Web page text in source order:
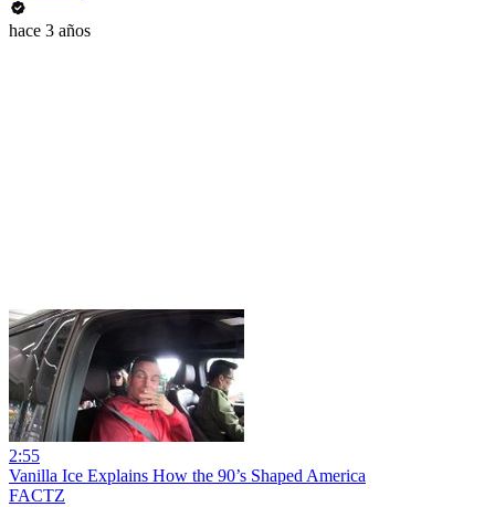
hace 3 años
2:55
Vanilla Ice Explains How the 90’s Shaped America
FACTZ